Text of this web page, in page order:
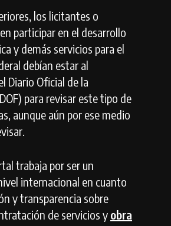
los licitantes o
participar en el desarrollo
y demás servicios para el
debían estar al
Diario Oficial de la
para revisar este tipo de
aunque aún por ese medio
trabaja por ser un
internacional en cuanto
y transparencia sobre
de servicios y obra